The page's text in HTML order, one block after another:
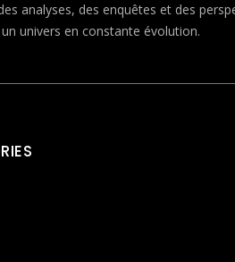
analyses, des enquêtes et des
univers en constante évolution.